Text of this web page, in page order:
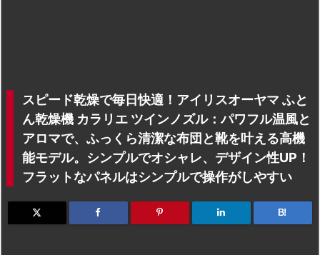
スピード乾燥で毎日快適！アイリスオーヤマ ふと
ん乾燥機 カラリエ ツインノズル：パワフル温風と
アロマで、ふっくら清潔な布団と靴を叶える高機
能モデル。シンプルでオシャレ、デザイン性UP！
フラットなパネルはシンプルで操作がしやすい
B!